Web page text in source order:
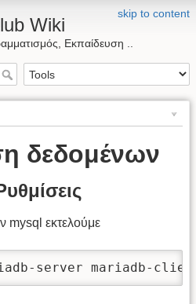
skip to content
Wiki
Εκπαίδευση ..
δεδομένων
mysql εκτελούμε
server mariadb-